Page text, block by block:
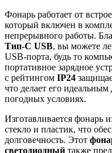
Фонарь работает от
который включен в
непрерывного работы.
Тип-C USB, вы можете
USB-порта, будь то
портативное зарядное
с рейтингом IP24
что делает его
погодных условиях.
Изготавливается фонарь
стекло и пластик, что
долговечность. Этот
светодиодный также